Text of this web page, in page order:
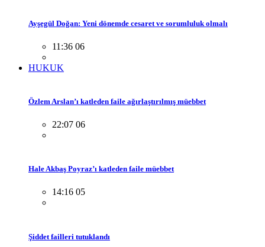
Ayşegül Doğan: Yeni dönemde cesaret ve sorumluluk olmalı
11:36 06
HUKUK
Özlem Arslan’ı katleden faile ağırlaştırılmış müebbet
22:07 06
Hale Akbaş Poyraz’ı katleden faile müebbet
14:16 05
Şiddet failleri tutuklandı